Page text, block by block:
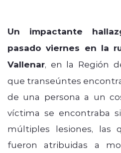
Un impactante
pasado viernes en la
Vallenar, en la Región
que transeúntes
de una persona a un
víctima se encontraba
múltiples lesiones, las
fueron atribuidas a